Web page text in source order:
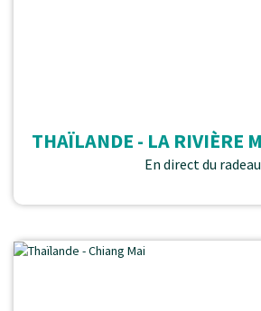
En direct du radeau